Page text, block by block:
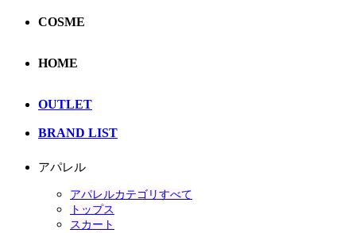
COSME
HOME
OUTLET
BRAND LIST
アパレル
アパレルカテゴリすべて
トップス
スカート